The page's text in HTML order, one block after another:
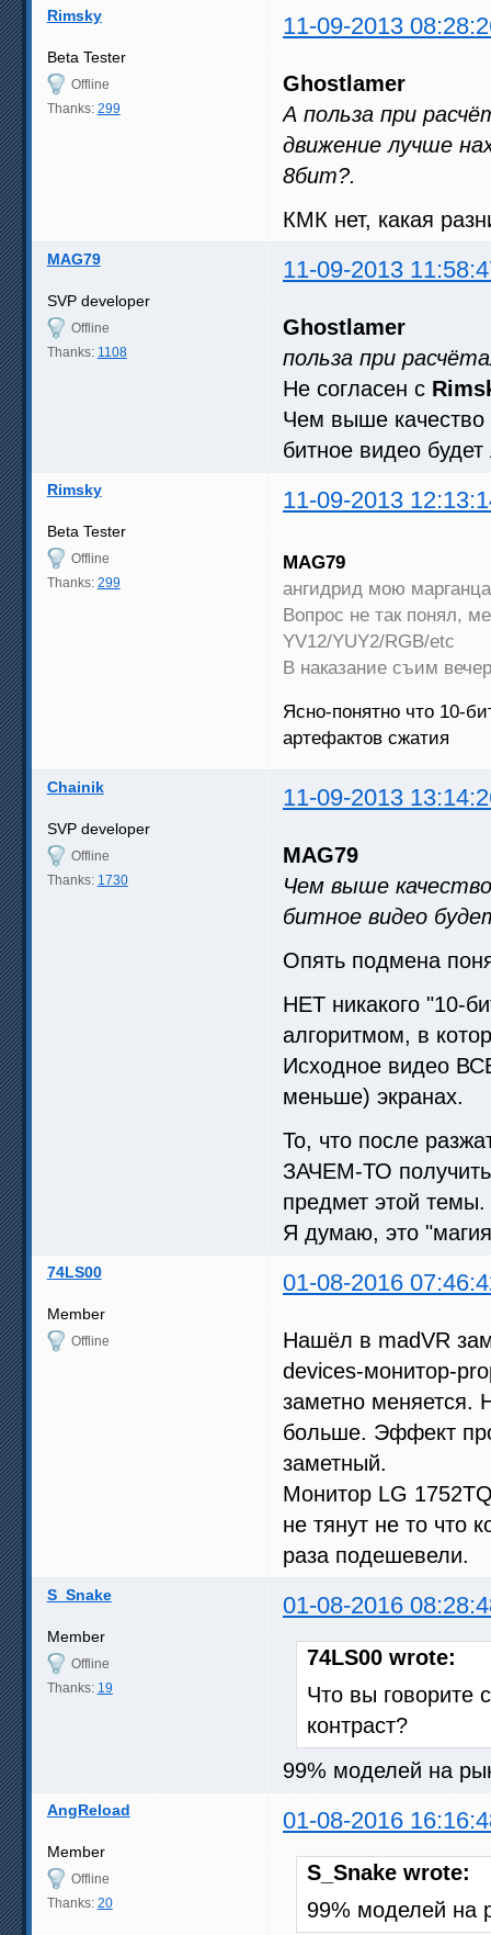
Rimsky 11-09-2013
Beta Tester
Offline
Thanks: 299
Ghostlamer
А польза при
движение лучше
8бит?.
КМК нет, какая
MAG79 11-09-2013
SVP developer
Offline
Thanks: 1108
Ghostlamer
польза при
Не согласен с
Чем выше качество
битное видео
Rimsky 11-09-2013
Beta Tester
Offline
Thanks: 299
MAG79
ангидрид мою марганца
Вопрос не так понял,
YV12/YUY2/RGB/etc
В наказание съим
Ясно-понятно что 10-
артефактов сжатия
Chainik 11-09-2013
SVP developer
Offline
Thanks: 1730
MAG79
Чем выше
битное видео
Опять подмена
НЕТ никакого "10-
алгоритмом, в
Исходное видео
меньше) экранах.
То, что после
ЗАЧЕМ-ТО получить
предмет этой темы.
Я думаю, это
74LS00 01-08-2016
Member
Offline
Нашёл в madVR
devices-монитор-
заметно меняется.
больше. Эффект
заметный.
Монитор LG
не тянут не то что
раза подешевели.
S_Snake 01-08-2016
Member
Offline
Thanks: 19
74LS00 wrote:
Что вы говорите
контраст?
99% моделей на
AngReload 01-08-2016
Member
Offline
Thanks: 20
S_Snake wrote:
99% моделей на